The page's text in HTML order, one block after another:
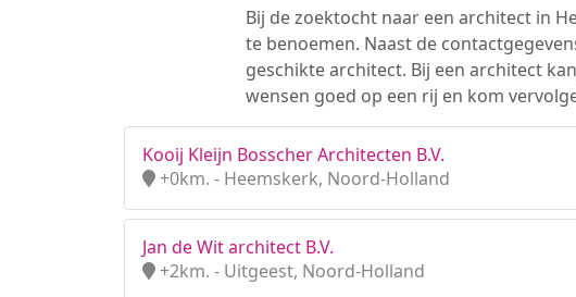
Bij de zoektocht naar een architect in
te benoemen. Naast de
geschikte architect. Bij een architect
wensen goed op een rij en kom
Kooij Kleijn Bosscher Architecten B.V.
+0km. - Heemskerk, Noord-Holland
Jan de Wit architect B.V.
+2km. - Uitgeest, Noord-Holland